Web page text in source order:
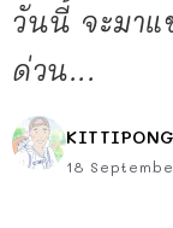
วันนี้ จะมา
ด่วน​...
KITTIPONG
18